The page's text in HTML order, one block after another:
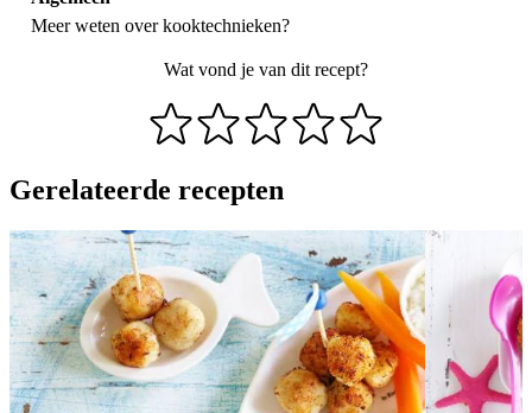
Meer weten overkooktechnieken?
Wat vond je van dit recept?
Gerelateerde recepten